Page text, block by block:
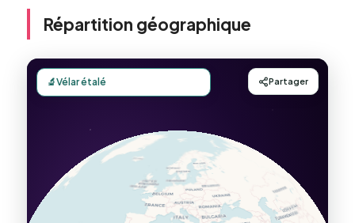
Répartition géographique